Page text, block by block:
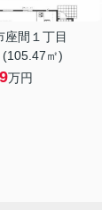
座間１丁目
(105.47㎡)
万円